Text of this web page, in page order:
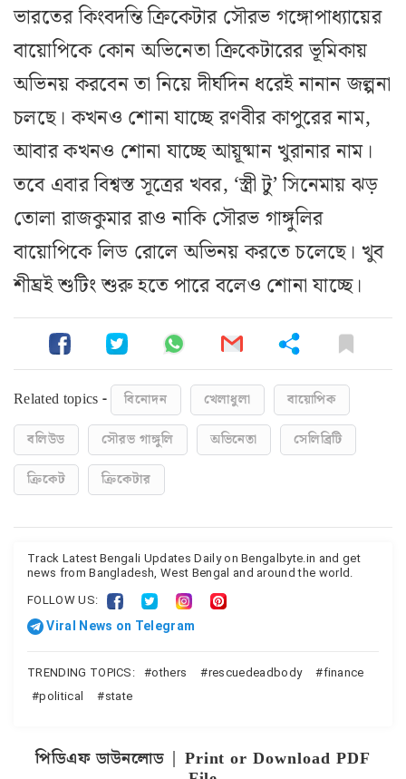
ভারতের কিংবদন্তি ক্রিকেটার সৌরভ গঙ্গোপাধ্যায়ের
বায়োপিকে কোন অভিনেতা ক্রিকেটারের ভূমিকায়
অভিনয় করবেন তা নিয়ে দীর্ঘদিন ধরেই নানান জল্পনা
চলছে। কখনও শোনা যাচ্ছে রণবীর কাপুরের নাম,
আবার কখনও শোনা যাচ্ছে আয়ূষ্মান খুরানার নাম।
তবে এবার বিশ্বস্ত সূত্রের খবর, ‘স্ত্রী টু’ সিনেমায় ঝড়
তোলা রাজকুমার রাও নাকি সৌরভ গাঙ্গুলির
বায়োপিকে লিড রোলে অভিনয় করতে চলেছে। খুব
শীঘ্রই শুটিং শুরু হতে পারে বলেও শোনা যাচ্ছে।
Related topics - বিনোদন খেলাধুলা
বায়োপিক
বলিউড
সৌরভ গাঙ্গুলি অভিনেতা
সেলিব্রিটি
ক্রিকেট
ক্রিকেটার
Track Latest Bengali Updates Daily on Bengalbyte.in and get
news from Bangladesh, West Bengal and around the world.
FOLLOW US:
Viral News on Telegram
TRENDING TOPICS: others rescuedeadbody
finance
political
state
পিডিএফ ডাউনলোড | Print or Download PDF